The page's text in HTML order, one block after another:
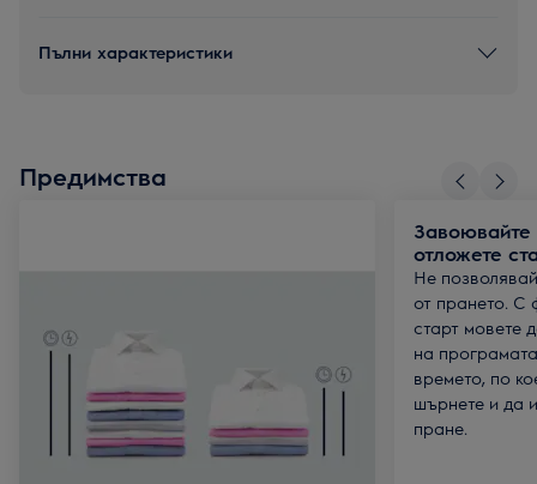
Пълни характеристики
Предимства
отложете
Не
от прането. С
старт мовете
на
времето, по
шърнете и да
пране.